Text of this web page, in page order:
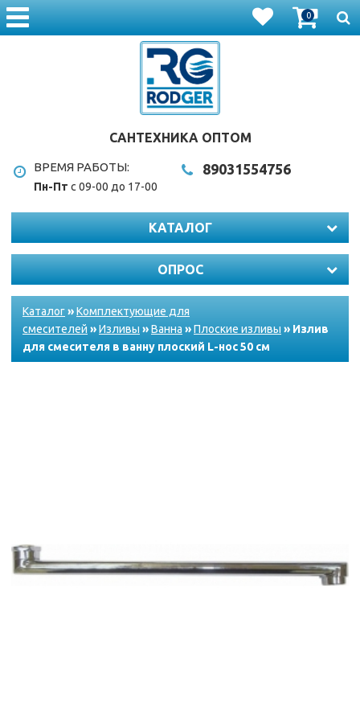
0
САНТЕХНИКА ОПТОМ
ВРЕМЯ РАБОТЫ:
Пн-Пт с 09-00 до 17-00
89031554756
КАТАЛОГ
ОПРОС
Каталог»Комплектующие для
смесителей »Изливы »Ванна »Плоские изливы » Излив
для смесителя в ванну плоский L-нос 50 см